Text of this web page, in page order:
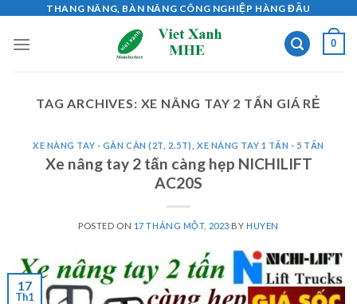
content
THANG NÂNG, BÀN NÂNG CÔNG NGHIỆP HÀNG ĐẦU
0
TAG ARCHIVES: XE NÂNG TAY 2 TẤN GIÁ RẺ
XE NÂNG TAY - GẮN CÂN (2T, 2.5T) ,XE NÂNG TAY 1 TẤN - 5 TẤN
Xe nâng tay 2 tấn càng hẹp NICHILIFT
AC20S
POSTED ON 17 THÁNG MỘT, 2023 BYHUYEN
17
Th1